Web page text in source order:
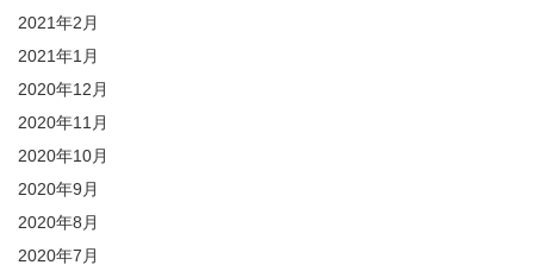
2021年2月
2021年1月
2020年12月
2020年11月
2020年10月
2020年9月
2020年8月
2020年7月